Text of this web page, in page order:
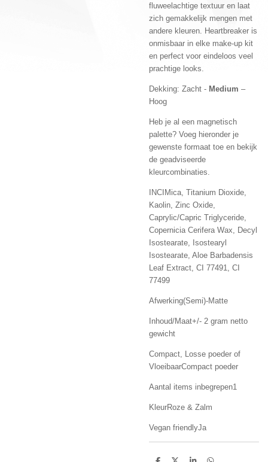
fluweelachtige textuur en laat
zich gemakkelijk mengen met
andere kleuren. Heartbreaker is
onmisbaar in elke make-up kit
en perfect voor eindeloos veel
prachtige looks.
Dekking: Zacht - Medium –
Hoog
Heb je al een magnetisch
palette? Voeg hieronder je
gewenste formaat toe en bekijk
de geadviseerde
kleurcombinaties.
INCIMica, Titanium Dioxide,
Kaolin, Zinc Oxide,
Caprylic/Capric Triglyceride,
Copernicia Cerifera Wax, Decyl
Isostearate, Isostearyl
Isostearate, Aloe Barbadensis
Leaf Extract, CI 77491, CI
77499
Afwerking(Semi)-Matte
Inhoud/Maat+/- 2 gram netto
gewicht
Compact, Losse poeder of
VloeibaarCompact poeder
Aantal items inbegrepen1
KleurRoze & Zalm
Vegan friendlyJa